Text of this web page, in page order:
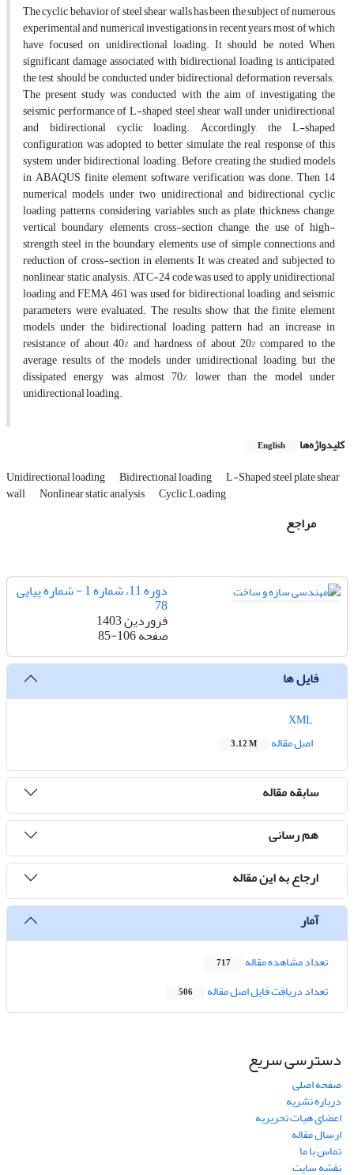
The cyclic behavior of steel shear walls has been the subject of numerous
experimental and numerical investigations in recent years, most of which
have focused on unidirectional loading. It should be noted When
significant damage associated with bidirectional loading is anticipated,
the test should be conducted under bidirectional deformation reversals.‌‌
The present study was conducted with the aim of investigating the
seismic performance of L-shaped steel shear wall under unidirectional
and bidirectional cyclic loading. Accordingly, the L-shaped
configuration was adopted to better simulate the real response of this
system under bidirectional loading. Before creating the studied models
in ABAQUS finite element software, verification was done. Then 14
numerical models, under two unidirectional and bidirectional cyclic
loading patterns, considering variables such as plate thickness change,
vertical boundary elements cross-section change, the use of high-
strength steel in the boundary elements, use of simple connections and
reduction of cross-section in elements It was created and subjected to
nonlinear static analysis. ATC-24 code was used to apply unidirectional
loading and FEMA 461 was used for bidirectional loading, and seismic
parameters were evaluated. The results show that the finite element
models under the bidirectional loading pattern had an increase in
resistance of about 40% and hardness of about 20% compared to the
average results of the models under unidirectional loading, but the
dissipated energy was almost 70% lower than the model under
unidirectional loading.
کلیدواژه‌ها English
Unidirectional loading Bidirectional loading L-Shaped steel plate shear
wall Nonlinear static analysis Cyclic Loading
مراجع
دوره 11، شماره 1 - شماره پیاپی
78
فروردین 1403
صفحه85-106
فایل ها
اصل مقاله
3.12 M
سابقه مقاله
هم رسانی
ارجاع به این مقاله
آمار
تعداد مشاهده مقاله 717
تعداد دریافت فایل اصل مقاله 506
دسترسی سریع
صفحه اصلی
درباره نشریه
اعضای هیات تحریریه
ارسال مقاله
تماس با ما
نقشه سایت